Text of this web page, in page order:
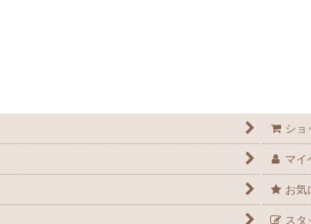
ショ
マイ
お気
スタ